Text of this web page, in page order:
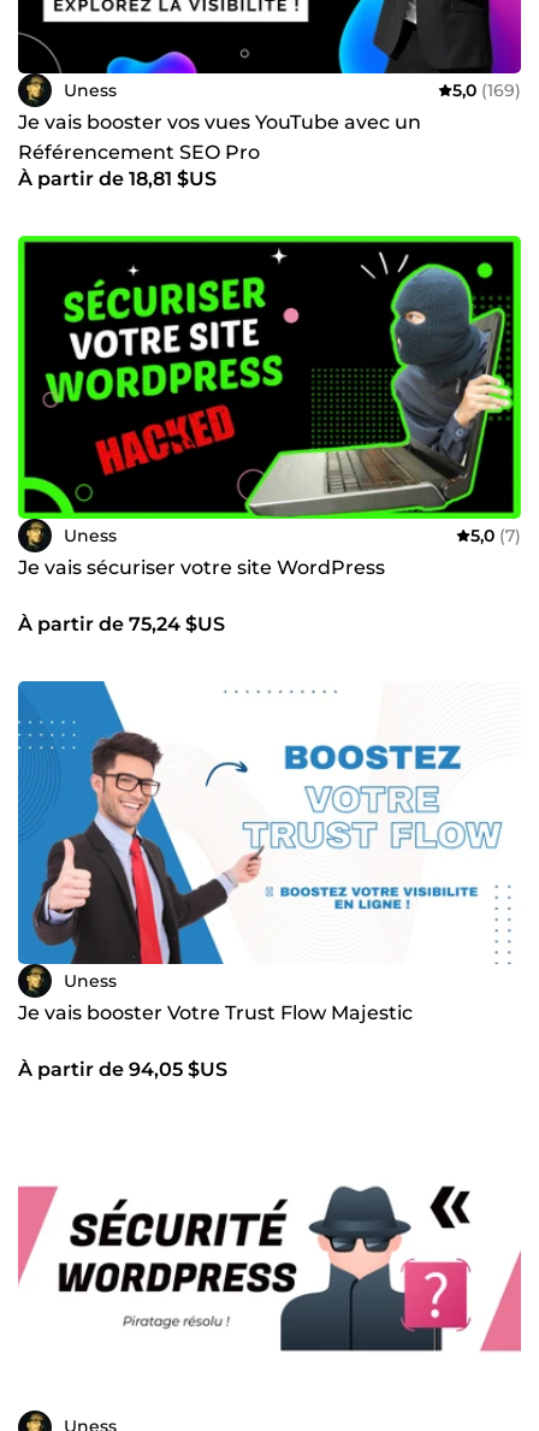
Uness 5,0 (169)
Je vais booster vos vues YouTube avec un
Référencement SEO Pro
À partir de 18,81 $US
Uness 5,0 (7)
Je vais sécuriser votre site WordPress
À partir de 75,24 $US
Uness
Je vais booster Votre Trust Flow Majestic
À partir de 94,05 $US
Uness